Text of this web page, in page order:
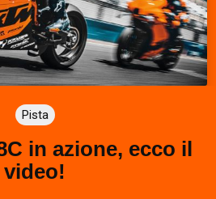
Pista
in azione, ecco il
video!